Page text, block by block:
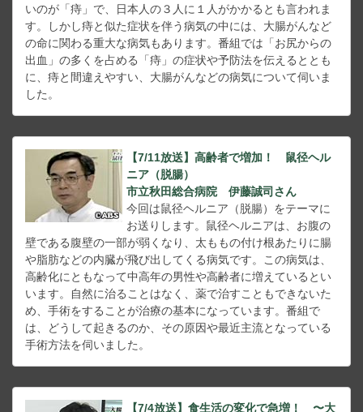
いのが「痔」で、日本人の３人に１人がかかるとも言われま
す。しかし痔と似た症状を伴う病気の中には、大腸がんなど
の命に関わる重大な病気もあります。番組では「お尻からの
出血」の多くを占める「痔」の症状や予防法を伝えるととも
に、痔と間違えやすい、大腸がんなどの病気について伺いま
した。
【7/11放送】高齢者で増加！ 鼠径ヘル
ニア（脱腸）
市立秋田総合病院 伊藤誠司さん
今回は鼠径ヘルニア（脱腸）をテーマに
お送りします。鼠径ヘルニアは、お腹の
壁である腹壁の一部が弱くなり、太ももの付け根あたりに腸
や脂肪などの内臓が飛び出してくる病気です。この病気は、
高齢化にともなって中高年の男性や高齢者に増えているとい
います。自然に治ることはなく、薬で治すこともできないた
め、手術をすることが治療の基本になっています。番組で
は、どうして起きるのか、その原因や最近主流となっている
手術方法を伺いました。
【7/4放送】食生活の変化で急増！ 〜大